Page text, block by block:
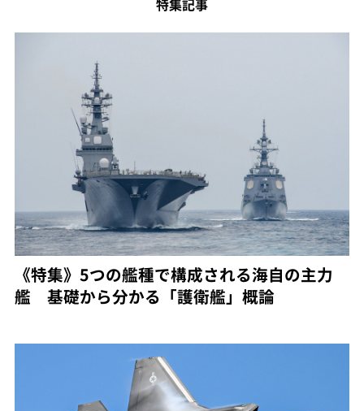
特集記事
《特集》5つの艦種で構成される海自の主力
艦 基礎から分かる「護衛艦」概論